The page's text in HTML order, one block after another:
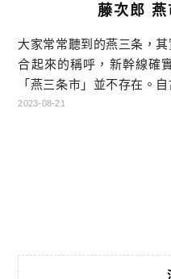
藤次郎
大家常常聽到的燕三条，
合起來的稱呼，新幹線確
「燕三条市」並不存在。
屬加工業的產業鏈，大致上
2023-08-21